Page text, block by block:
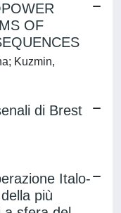
OF
Kuzmin,
di Brest
Italo-
più